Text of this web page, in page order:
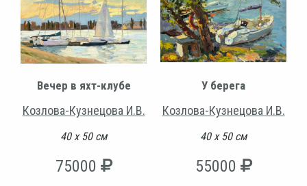
Вечер в яхт-клубе
Козлова-Кузнецова И.В.
40 х 50 см
75000
У берега
Козлова-Кузнецова И.В.
40 х 50 см
55000